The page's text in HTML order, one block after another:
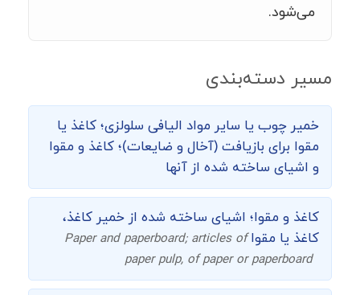
می‌شود.
مسیر دسته‌بندی
خمیر چوب یا سایر مواد الیافی سلولزی؛ کاغذ یا
مقوا برای بازیافت (آخال و ضایعات)؛ کاغذ و مقوا
و اشیای ساخته شده از آنها
کاغذ و مقوا؛ اشیای ساخته شده از خمیر کاغذ،
کاغذ یا مقواPaper and paperboard; articles of
paper pulp, of paper or paperboard